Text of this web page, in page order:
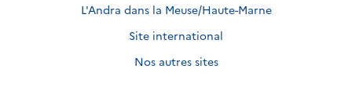
L'Andra dans la Meuse/Haute-Marne
Site international
Nos autres sites